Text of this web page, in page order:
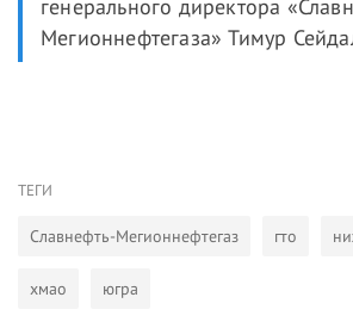
генерального директора
Мегионнефтегаза» Тимур
ТЕГИ
Славнефть-Мегионнефтегаз гто
хмао югра